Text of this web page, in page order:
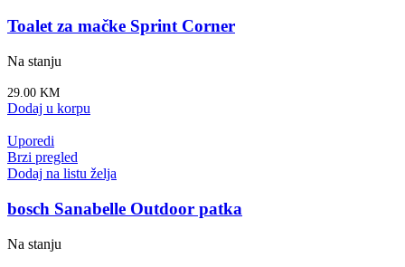
Toalet za mačke Sprint Corner
Na stanju
29.00 KM
Dodaj u korpu
Uporedi
Brzi pregled
Dodaj na listu želja
bosch Sanabelle Outdoor patka
Na stanju